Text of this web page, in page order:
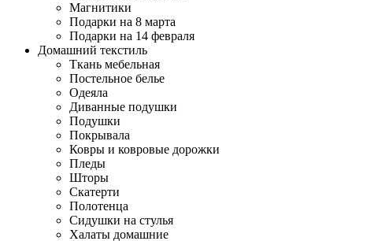
Магнитики
Подарки на 8 марта
Подарки на 14 февраля
Домашний текстиль
Ткань мебельная
Постельное белье
Одеяла
Диванные подушки
Подушки
Покрывала
Ковры и ковровые дорожки
Пледы
Шторы
Скатерти
Полотенца
Сидушки на стулья
Халаты домашние